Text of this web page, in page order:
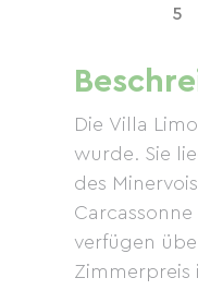
5
Die Villa
wurde. Sie
des
verfügen
Zimmerpreis